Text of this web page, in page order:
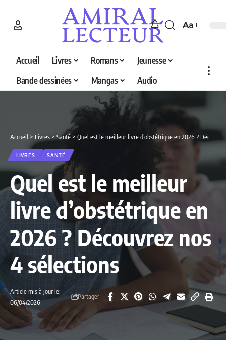
Aa
Accueil Livres Romans
Jeunesse
Bande dessinées
Mangas Audio
Accueil > Livres> Santé> Quel est le meilleur livre d’obstétrique en 2026 ? Découvrez nos 4 sélections
LIVRES SANTÉ
Quel est le meilleur
livre d’obstétrique en
2026 ? Découvrez nos
4 sélections
Article mis à jour le:
06/04/2026
Partager